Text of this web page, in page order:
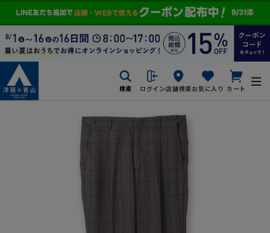
検索 ログイン店舗検索お気に入り カート